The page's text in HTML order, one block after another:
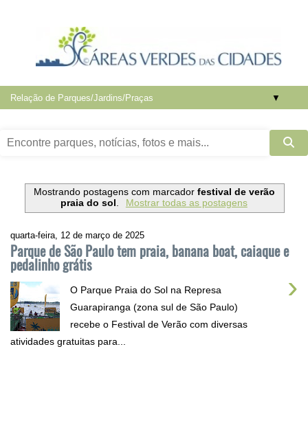
▼
Mostrando postagens com marcador festival de verão
praia do sol. Mostrar todas as postagens
quarta-feira, 12 de março de 2025
Parque de São Paulo tem praia, banana boat, caiaque e
pedalinho grátis
›
O Parque Praia do Sol na Represa
Guarapiranga (zona sul de São Paulo)
recebe o Festival de Verão com diversas
atividades gratuitas para...